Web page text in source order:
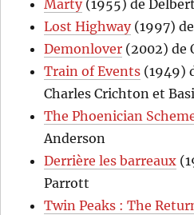
Marty(1955) de
Lost Highway(1997)
Demonlover (2002) de
Train of Events (1949)
Charles Crichton et
The Phoenician
Anderson
Derrière les barreaux
Parrott
Twin Peaks : The